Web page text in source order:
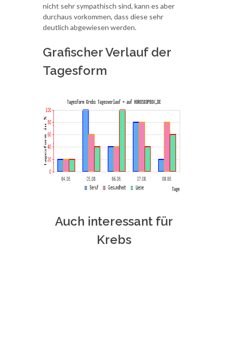
nicht sehr sympathisch sind, kann es aber
durchaus vorkommen, dass diese sehr
deutlich abgewiesen werden.
Grafischer Verlauf der
Tagesform
Auch interessant für
Krebs